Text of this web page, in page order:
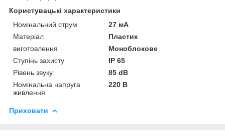
Користувацькі характеристики
Номінальний струм
27 мА
Матеріал
Пластик
виготовлення
Моноблокове
Ступінь захисту
IP 65
Рівень звуку
85 dB
Номінальна напруга
живлення
220 В
Приховати